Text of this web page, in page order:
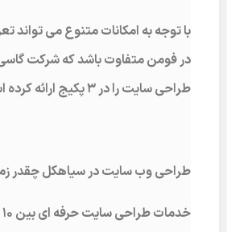
با توجه به امکانات متنوع می تواند
در فومن متفاوت باشد که شرکت
طراحی سایت را در 3 پکیج ارائه کرده است.
طراحی وب سایت در سیاهکل چقدر